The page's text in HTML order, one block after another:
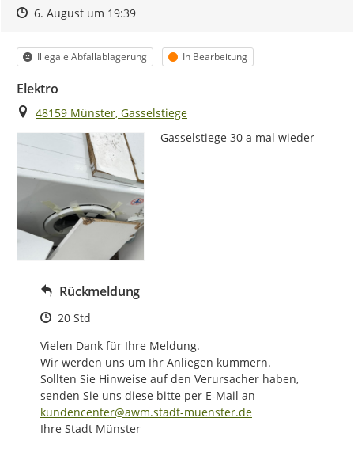
Zeitpunkt des Erstellens
Zeitpunkt des Erstellens
6. August um 19:39Zur Äußerung
Kategorie
Illegale Abfallablagerung Status
In Bearbeitung
Elektro
Ort
48159 Münster, Gasselstiege
Gasselstiege 30 a mal wieder
Rückmeldung
Zeitpunkt des Erstellens
20 Std
Vielen Dank für Ihre Meldung.
Wir werden uns um Ihr Anliegen kümmern.
Sollten Sie Hinweise auf den Verursacher haben,
kundencenter@awm.stadt-muenster.de
Ihre Stadt Münster